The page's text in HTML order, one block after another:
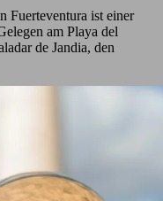
Fuerteventura ist einer
am Playa del
de Jandia, den